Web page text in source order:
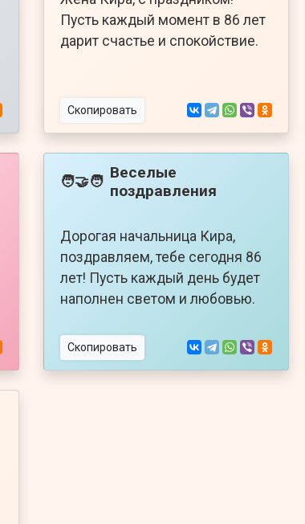
Пусть каждый момент в 86 лет
дарит счастье и спокойствие.
Скопировать
🧑‍🤝‍🧑 Веселые
поздравления
Дорогая начальница Кира,
поздравляем, тебе сегодня 86
лет! Пусть каждый день будет
наполнен светом и любовью.
Скопировать